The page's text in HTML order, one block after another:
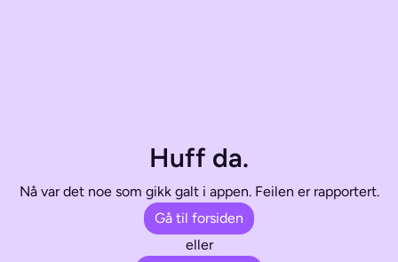
Huff da.
Nå var det noe som gikk galt i appen. Feilen er rapportert.
Gå til forsiden
eller